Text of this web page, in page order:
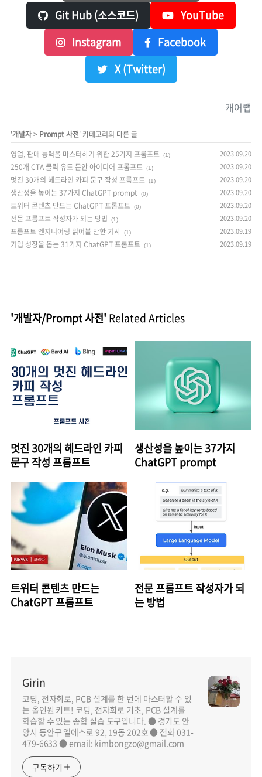
Git Hub (소스코드)
YouTube
Instagram
Facebook
X (Twitter)
캐어랩
'개발자> Prompt 사전' 카테고리의 다른 글
영업, 판매 능력을 마스터하기 위한 25가지 프롬프트
(1) 2023.09.20
250개 CTA 클릭 유도 문안 아이디어 프롬프트 (1) 2023.09.20
멋진 30개의 헤드라인 카피 문구 작성 프롬프트 (1) 2023.09.20
생산성을 높이는 37가지 ChatGPT prompt (0) 2023.09.20
트위터 콘텐츠 만드는 ChatGPT 프롬프트 (0) 2023.09.20
전문 프롬프트 작성자가 되는 방법 (1) 2023.09.20
프롬프트 엔지니어링 읽어볼 만한 기사 (1) 2023.09.19
기업 성장을 돕는 31가지 ChatGPT 프롬프트 (1) 2023.09.19
'개발자/Prompt 사전' Related Articles
멋진 30개의 헤드라인 카피
문구 작성 프롬프트
생산성을 높이는 37가지
ChatGPT prompt
트위터 콘텐츠 만드는
ChatGPT 프롬프트
전문 프롬프트 작성자가 되
는 방법
Girin
코딩, 전자회로, PCB 설계를 한 번에 마스터할 수 있
는 올인원 키트! 코딩, 전자회로 기초, PCB 설계를
학습할 수 있는 종합 실습 도구입니다. ● 경기도 안
양시 동안구 엘에스로 92, 19동 202호 ● 전화 031-
479-6633 ● email: kimbongzo@gmail.com
구독하기